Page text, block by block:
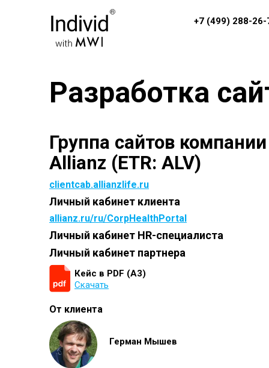
+7 (499) 288-26-
Разработка
Группа сайтов компании
Allianz (ETR: ALV)
clientcab.allianzlife.ru
Личный кабинет клиента
allianz.ru/ru/CorpHealthPortal
Личный кабинет HR-специалиста
Личный кабинет партнера
Кейс в PDF (А3)
Скачать
От клиента
Герман Мышев